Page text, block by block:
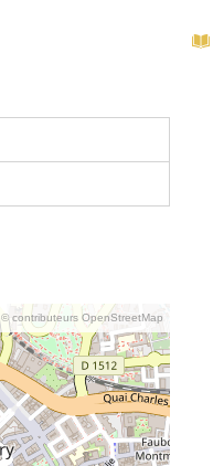
© contributeurs OpenStreetMap